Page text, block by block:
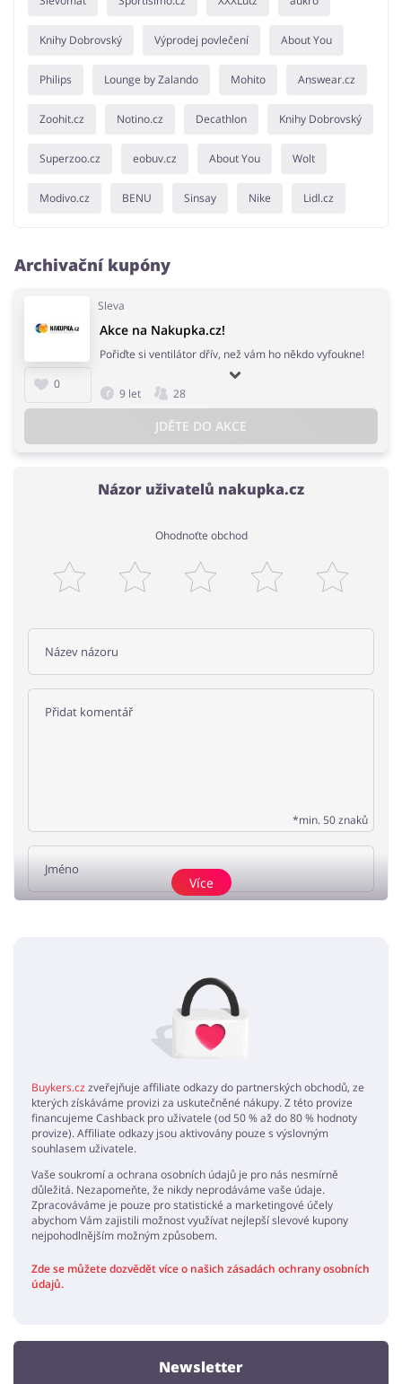
Knihy Dobrovský Výprodej povlečení About You
Philips Lounge by Zalando Mohito Answear.cz
Zoohit.cz Notino.cz Decathlon Knihy Dobrovský
Superzoo.cz eobuv.cz About You Wolt
Modivo.cz BENU Sinsay Nike Lidl.cz
Archivační kupóny
Sleva
0
Akce na Nakupka.cz!
Pořiďte si ventilátor dřív, než vám ho někdo vyfoukne!
9 let 28
JDĚTE DO AKCE
Názor uživatelů nakupka.cz
Ohodnoťte obchod
*min. 50 znaků
Žádné elementy nejsou
Více
Buykers.cz zveřejňuje affiliate odkazy do partnerských obchodů, ze
kterých získáváme provizi za uskutečněné nákupy. Z této provize
financujeme Cashback pro uživatele (od 50 % až do 80 % hodnoty
provize). Affiliate odkazy jsou aktivovány pouze s výslovným
souhlasem uživatele.
Vaše soukromí a ochrana osobních údajů je pro nás nesmírně
důležitá. Nezapomeňte, že nikdy neprodáváme vaše údaje.
Zpracováváme je pouze pro statistické a marketingové účely
abychom Vám zajistili možnost využívat nejlepší slevové kupony
nejpohodlnějším možným způsobem.
Zde se můžete dozvědět více o našich zásadách ochrany osobních
údajů.
Newsletter